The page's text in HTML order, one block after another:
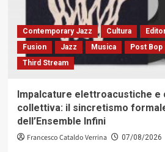
Contemporary Jazz Cultura
Fusion
Jazz Musica Post Bop
Third Stream
Impalcature elettroacustiche e
collettiva: il sincretismo
dell’Ensemble Infini
Francesco Cataldo Verrina 07/08/2026